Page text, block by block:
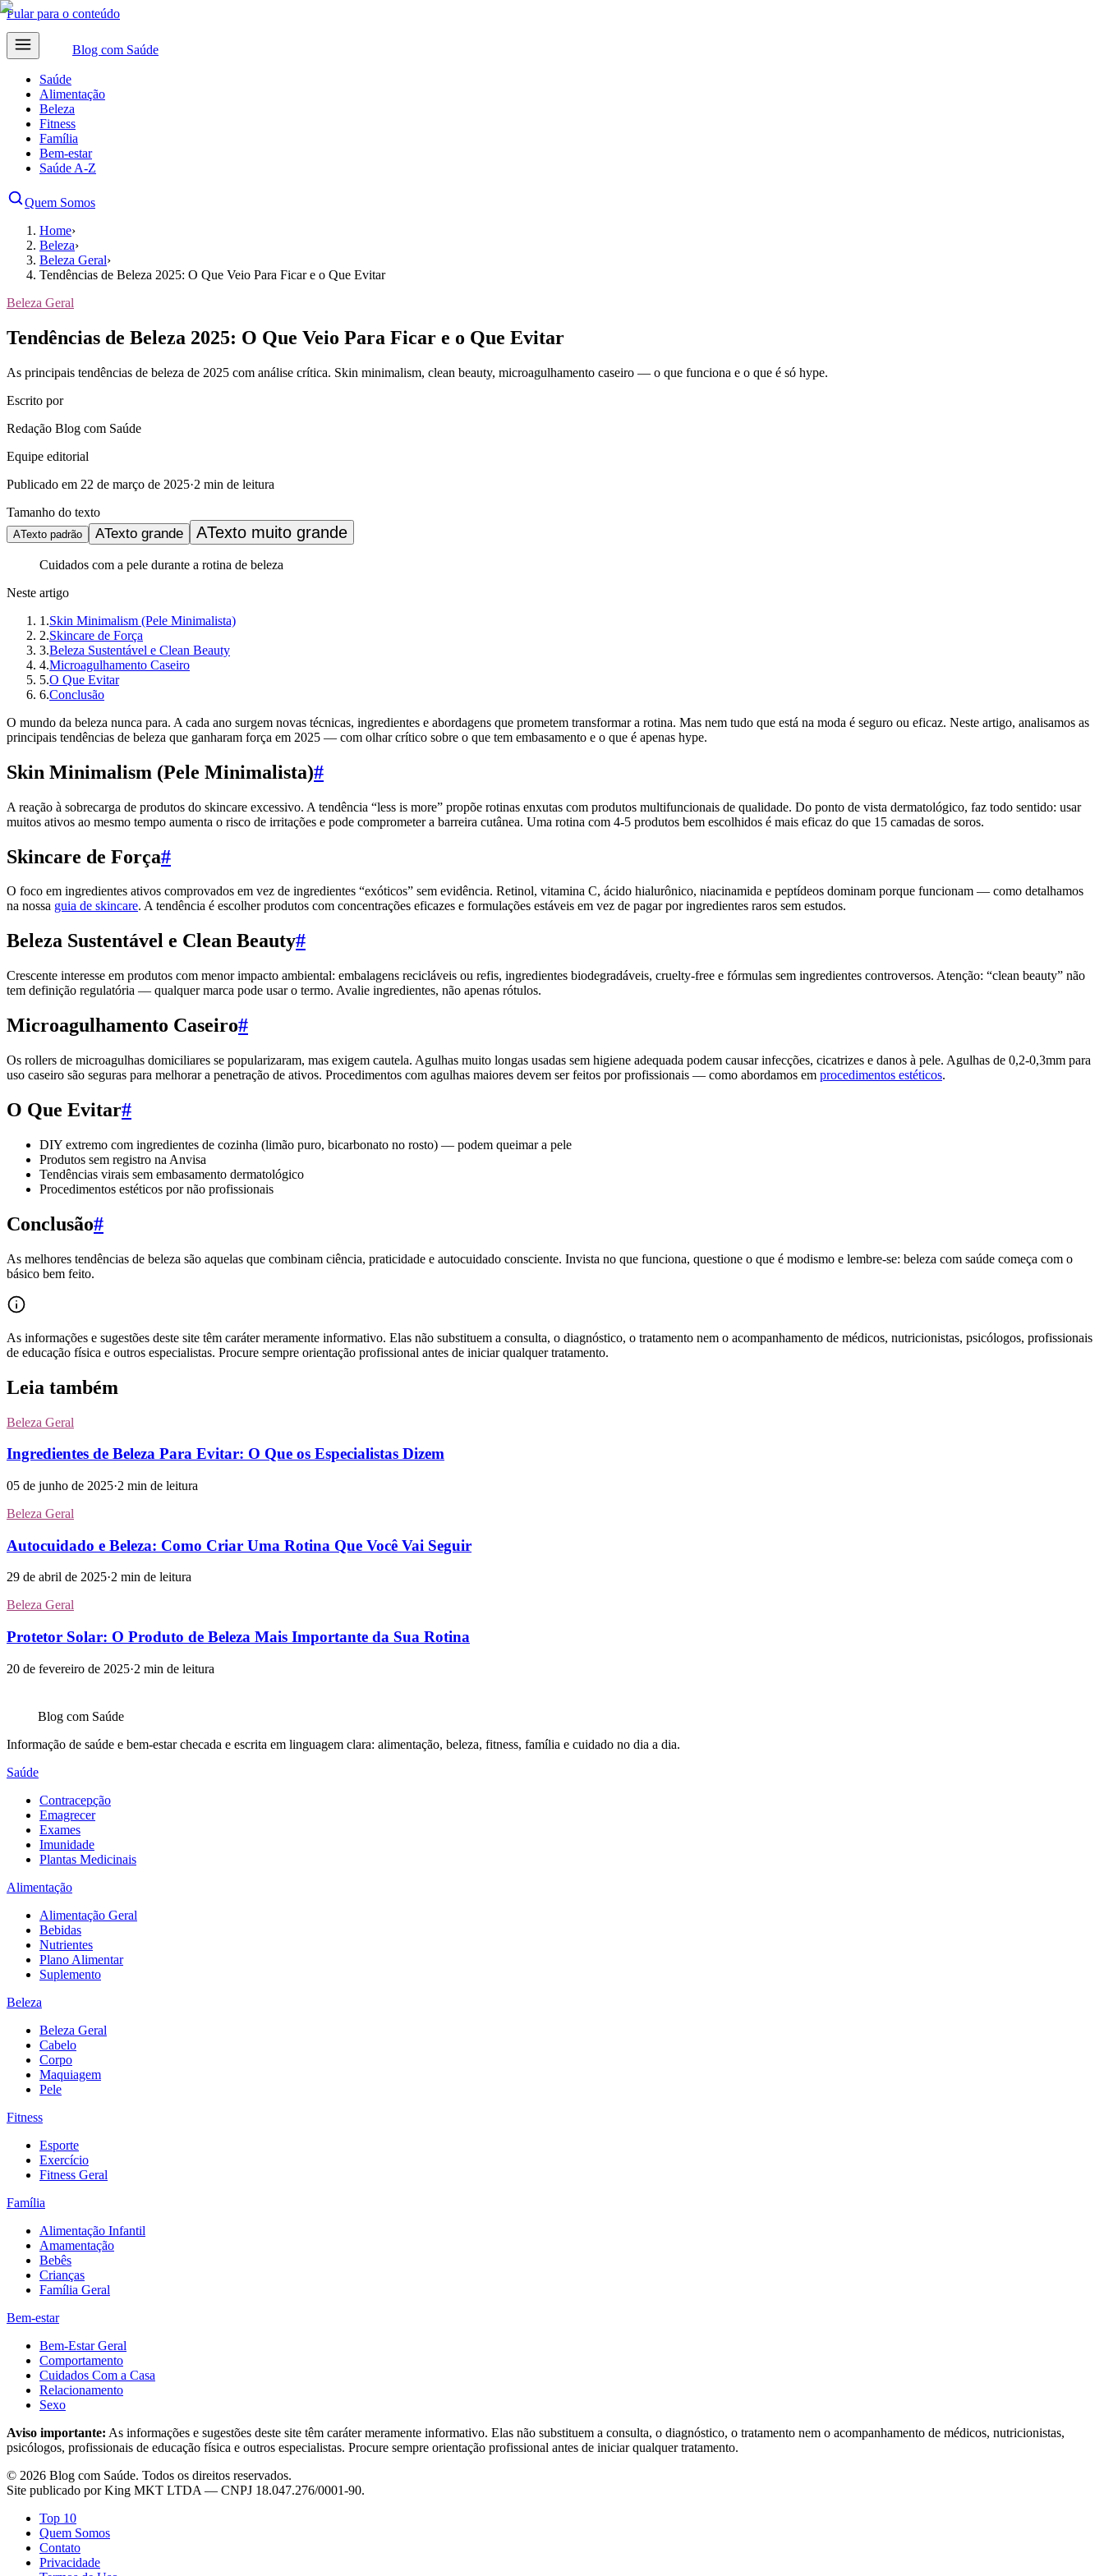
Pular para o conteúdo
Blog com Saúde
Saúde
Alimentação
Beleza
Fitness
Família
Bem-estar
Saúde A-Z
Quem Somos
Home›
Beleza›
Beleza Geral›
Tendências de Beleza 2025: O Que Veio Para Ficar e o Que Evitar
Beleza Geral
Tendências de Beleza 2025: O Que Veio Para Ficar e o Que Evitar
As principais tendências de beleza de 2025 com análise crítica. Skin minimalism, clean beauty, microagulhamento caseiro — o que funciona e o que é só hype.
Escrito por
Redação Blog com Saúde
Equipe editorial
Publicado em 22 de março de 2025·2 min de leitura
Tamanho do texto
ATexto padrão ATexto grande ATexto muito grande
Cuidados com a pele durante a rotina de beleza
Neste artigo
1 .Skin Minimalism (Pele Minimalista)
2.Skincare de Força
3.Beleza Sustentável e Clean Beauty
4.Microagulhamento Caseiro
5.O Que Evitar
6.Conclusão
O mundo da beleza nunca para. A cada ano surgem novas técnicas, ingredientes e abordagens que prometem transformar a rotina. Mas nem tudo que está na moda é seguro ou eficaz. Neste artigo, analisamos as
principais tendências de beleza que ganharam força em 2025 — com olhar crítico sobre o que tem embasamento e o que é apenas hype.
Skin Minimalism (Pele Minimalista)#
A reação à sobrecarga de produtos do skincare excessivo. A tendência “less is more” propõe rotinas enxutas com produtos multifuncionais de qualidade. Do ponto de vista dermatológico, faz todo sentido: usar
muitos ativos ao mesmo tempo aumenta o risco de irritações e pode comprometer a barreira cutânea. Uma rotina com 4-5 produtos bem escolhidos é mais eficaz do que 15 camadas de soros.
Skincare de Força#
O foco em ingredientes ativos comprovados em vez de ingredientes “exóticos” sem evidência. Retinol, vitamina C, ácido hialurônico, niacinamida e peptídeos dominam porque funcionam — como detalhamos
na nossa guia de skincare. A tendência é escolher produtos com concentrações eficazes e formulações estáveis em vez de pagar por ingredientes raros sem estudos.
Beleza Sustentável e Clean Beauty#
Crescente interesse em produtos com menor impacto ambiental: embalagens recicláveis ou refis, ingredientes biodegradáveis, cruelty-free e fórmulas sem ingredientes controversos. Atenção: “clean beauty” não
tem definição regulatória — qualquer marca pode usar o termo. Avalie ingredientes, não apenas rótulos.
Microagulhamento Caseiro#
Os rollers de microagulhas domiciliares se popularizaram, mas exigem cautela. Agulhas muito longas usadas sem higiene adequada podem causar infecções, cicatrizes e danos à pele. Agulhas de 0,2-0,3mm para
uso caseiro são seguras para melhorar a penetração de ativos. Procedimentos com agulhas maiores devem ser feitos por profissionais — como abordamos em procedimentos estéticos.
O Que Evitar#
DIY extremo com ingredientes de cozinha (limão puro, bicarbonato no rosto) — podem queimar a pele
Produtos sem registro na Anvisa
Tendências virais sem embasamento dermatológico
Procedimentos estéticos por não profissionais
Conclusão#
As melhores tendências de beleza são aquelas que combinam ciência, praticidade e autocuidado consciente. Invista no que funciona, questione o que é modismo e lembre-se: beleza com saúde começa com o
básico bem feito.
As informações e sugestões deste site têm caráter meramente informativo. Elas não substituem a consulta, o diagnóstico, o tratamento nem o acompanhamento de médicos, nutricionistas, psicólogos, profissionais
de educação física e outros especialistas. Procure sempre orientação profissional antes de iniciar qualquer tratamento.
Leia também
Beleza Geral
Ingredientes de Beleza Para Evitar: O Que os Especialistas Dizem
05 de junho de 2025·2 min de leitura
Beleza Geral
Autocuidado e Beleza: Como Criar Uma Rotina Que Você Vai Seguir
29 de abril de 2025·2 min de leitura
Beleza Geral
Protetor Solar: O Produto de Beleza Mais Importante da Sua Rotina
20 de fevereiro de 2025·2 min de leitura
Blog com Saúde
Informação de saúde e bem-estar checada e escrita em linguagem clara: alimentação, beleza, fitness, família e cuidado no dia a dia.
Saúde
Contracepção
Emagrecer
Exames
Imunidade
Plantas Medicinais
Alimentação
Alimentação Geral
Bebidas
Nutrientes
Plano Alimentar
Suplemento
Beleza
Beleza Geral
Cabelo
Corpo
Maquiagem
Pele
Fitness
Esporte
Exercício
Fitness Geral
Família
Alimentação Infantil
Amamentação
Bebês
Crianças
Família Geral
Bem-estar
Bem-Estar Geral
Comportamento
Cuidados Com a Casa
Relacionamento
Sexo
Aviso importante: As informações e sugestões deste site têm caráter meramente informativo. Elas não substituem a consulta, o diagnóstico, o tratamento nem o acompanhamento de médicos, nutricionistas,
psicólogos, profissionais de educação física e outros especialistas. Procure sempre orientação profissional antes de iniciar qualquer tratamento.
© 2026 Blog com Saúde. Todos os direitos reservados.
Site publicado por King MKT LTDA — CNPJ 18.047.276/0001-90.
Top 10
Quem Somos
Contato
Privacidade